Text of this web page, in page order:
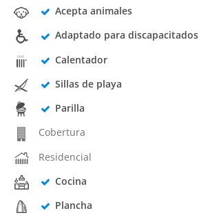
Acepta animales
Adaptado para discapacitados
Calentador
Sillas de playa
Parilla
Cobertura
Residencial
Cocina
Plancha